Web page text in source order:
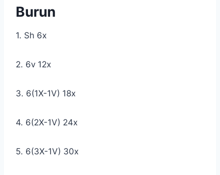
Burun
1. Sh 6x
2. 6v 12x
3. 6(1X-1V) 18x
4. 6(2X-1V) 24x
5. 6(3X-1V) 30x